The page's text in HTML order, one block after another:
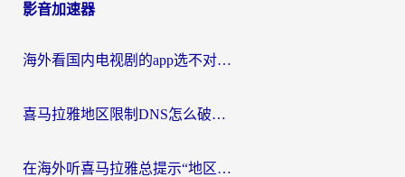
影音加速器
海外看国内电视剧的app选不对？这份回国加速器避坑指南帮你流畅追剧
喜马拉雅地区限制DNS怎么破？海外党听国内音乐听书的终极解决方案
在海外听喜马拉雅总提示“地区限制”？3步轻松解除+听国内音乐全攻略